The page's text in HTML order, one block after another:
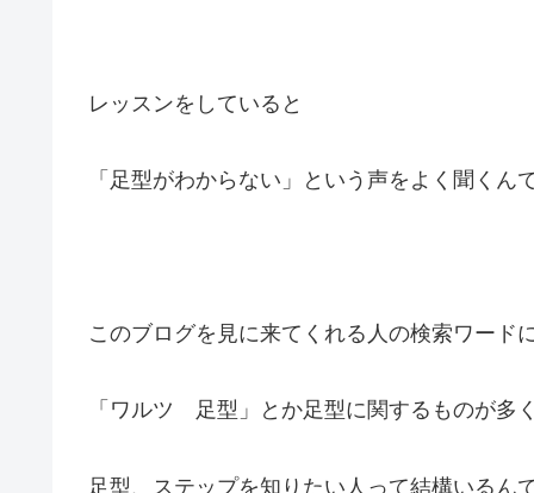
レッスンをしていると
「足型がわからない」という声をよく聞くん
このブログを見に来てくれる人の検索ワード
「ワルツ 足型」とか足型に関するものが多
足型、ステップを知りたい人って結構いるんで